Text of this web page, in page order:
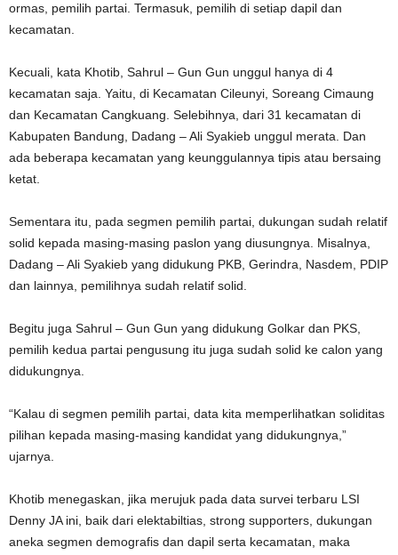
ormas, pemilih partai. Termasuk, pemilih di setiap dapil dan
kecamatan.
Kecuali, kata Khotib, Sahrul – Gun Gun unggul hanya di 4
kecamatan saja. Yaitu, di Kecamatan Cileunyi, Soreang Cimaung
dan Kecamatan Cangkuang. Selebihnya, dari 31 kecamatan di
Kabupaten Bandung, Dadang – Ali Syakieb unggul merata. Dan
ada beberapa kecamatan yang keunggulannya tipis atau bersaing
ketat.
Sementara itu, pada segmen pemilih partai, dukungan sudah relatif
solid kepada masing-masing paslon yang diusungnya. Misalnya,
Dadang – Ali Syakieb yang didukung PKB, Gerindra, Nasdem, PDIP
dan lainnya, pemilihnya sudah relatif solid.
Begitu juga Sahrul – Gun Gun yang didukung Golkar dan PKS,
pemilih kedua partai pengusung itu juga sudah solid ke calon yang
didukungnya.
“Kalau di segmen pemilih partai, data kita memperlihatkan soliditas
pilihan kepada masing-masing kandidat yang didukungnya,”
ujarnya.
Khotib menegaskan, jika merujuk pada data survei terbaru LSI
Denny JA ini, baik dari elektabiltias, strong supporters, dukungan
aneka segmen demografis dan dapil serta kecamatan, maka